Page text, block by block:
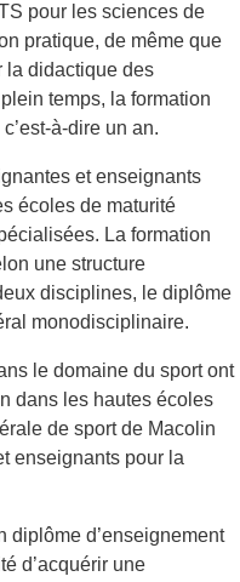
pour les sciences de
pratique, de même que
la didactique des
temps, la formation
à-dire un an.
et enseignants
écoles de maturité
La formation
une structure
disciplines, le diplôme
monodisciplinaire.
le domaine du sport ont
dans les hautes écoles
de sport de Macolin
enseignants pour la
diplôme d’enseignement
d’acquérir une